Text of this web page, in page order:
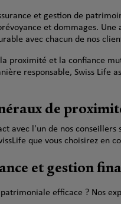
et gestion de
et dommages.
avec chacun de nos
proximité et la confiance
responsable, Swiss
de
avec l'un de nos
que vous choisirez en
et gestion
efficace ? Nos